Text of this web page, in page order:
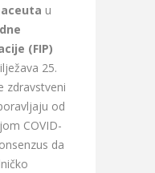
u
(FIP)
25.
zdravstveni
od
COVID-
da